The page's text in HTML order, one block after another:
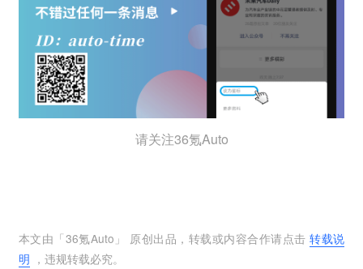
请关注36氪Auto
本文由「36氪Auto 」 原创出品，转载或内容合作请点击转载说
明 ，违规转载必究。